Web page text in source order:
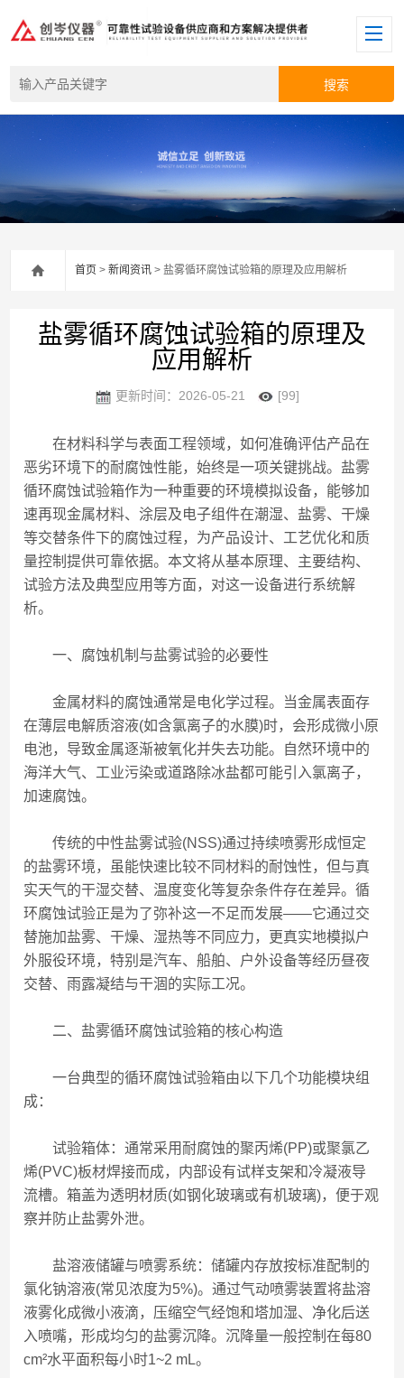
首页 >新闻资讯 > 盐雾循环腐蚀试验箱的原理及应用解析
盐雾循环腐蚀试验箱的原理及
应用解析
更新时间：2026-05-21 [99]
在材料科学与表面工程领域，如何准确评估产品在
恶劣环境下的耐腐蚀性能，始终是一项关键挑战。盐雾
循环腐蚀试验箱作为一种重要的环境模拟设备，能够加
速再现金属材料、涂层及电子组件在潮湿、盐雾、干燥
等交替条件下的腐蚀过程，为产品设计、工艺优化和质
量控制提供可靠依据。本文将从基本原理、主要结构、
试验方法及典型应用等方面，对这一设备进行系统解
析。
一、腐蚀机制与盐雾试验的必要性
金属材料的腐蚀通常是电化学过程。当金属表面存
在薄层电解质溶液(如含氯离子的水膜)时，会形成微小原
电池，导致金属逐渐被氧化并失去功能。自然环境中的
海洋大气、工业污染或道路除冰盐都可能引入氯离子，
加速腐蚀。
传统的中性盐雾试验(NSS)通过持续喷雾形成恒定
的盐雾环境，虽能快速比较不同材料的耐蚀性，但与真
实天气的干湿交替、温度变化等复杂条件存在差异。循
环腐蚀试验正是为了弥补这一不足而发展——它通过交
替施加盐雾、干燥、湿热等不同应力，更真实地模拟户
外服役环境，特别是汽车、船舶、户外设备等经历昼夜
交替、雨露凝结与干涸的实际工况。
二、盐雾循环腐蚀试验箱的核心构造
一台典型的循环腐蚀试验箱由以下几个功能模块组
成：
试验箱体：通常采用耐腐蚀的聚丙烯(PP)或聚氯乙
烯(PVC)板材焊接而成，内部设有试样支架和冷凝液导
流槽。箱盖为透明材质(如钢化玻璃或有机玻璃)，便于观
察并防止盐雾外泄。
盐溶液储罐与喷雾系统：储罐内存放按标准配制的
氯化钠溶液(常见浓度为5%)。通过气动喷雾装置将盐溶
液雾化成微小液滴，压缩空气经饱和塔加湿、净化后送
入喷嘴，形成均匀的盐雾沉降。沉降量一般控制在每80
cm²水平面积每小时1~2 mL。